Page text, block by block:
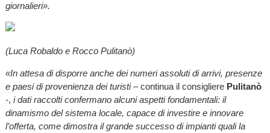
giornalieri».
(Luca Robaldo e Rocco Pulitanò)
«In attesa di disporre anche dei numeri assoluti di arrivi, presenze
e paesi di provenienza dei turisti– continua il consigliere Pulitanò
-, i dati raccolti confermano alcuni aspetti fondamentali: il
dinamismo del sistema locale, capace di investire e innovare
l’offerta, come dimostra il grande successo di impianti quali la